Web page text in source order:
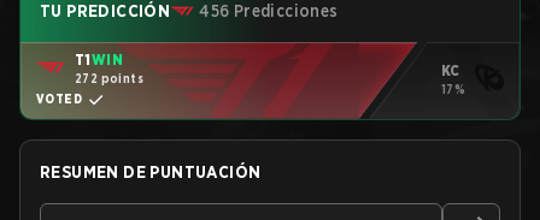
TU PREDICCIÓN 456 Predicciones
T1WIN
272 points
VOTED
KC
17%
RESUMEN DE PUNTUACIÓN